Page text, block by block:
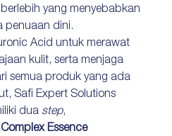
yang menyebabkan
penuaan dini.
Acid untuk merawat
kulit, serta menjaga
semua produk yang ada
Safi Expert Solutions
dua step,
Essence